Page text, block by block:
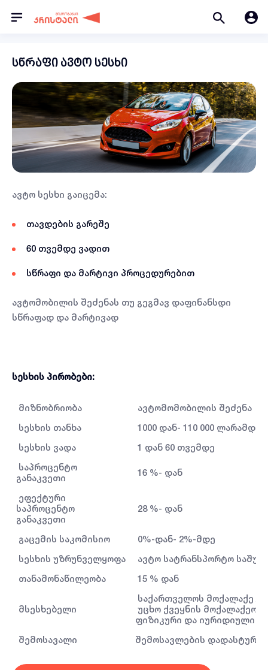
სწრაფი ავტო სესხი
ავტო სესხი გაიცემა:
თავდების გარეშე
60 თვემდე ვადით
სწრაფი და მარტივი პროცედურებით
ავტომობილის შეძენას თუ გეგმავ დაფინანსდი
სწრაფად და მარტივად
სესხის პირობები:
მიზნობრიობა
ავტომომობილის შეძენა
სესხის თანხა
1000 დან- 110 000 ლარამდე
სესხის ვადა
1 დან 60 თვემდე
საპროცენტო
განაკვეთი
16 %- დან
ეფექტური
საპროცენტო
განაკვეთი
28 %- დან
გაცემის საკომისიო
0%-დან- 2%-მდე
სესხის უზრუნველყოფა
ავტო სატრანსპორტო
თანამონაწილეობა
15 % დან
მსესხებელი
საქართველოს მოქალაქე /
უცხო ქვეყნის
ფიზიკური და იურიდიული
შემოსავალი
შემოსავლების